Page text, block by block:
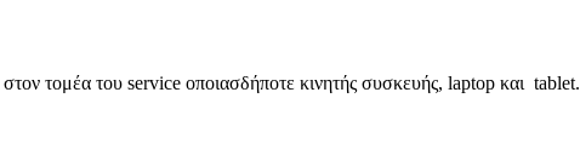
τομέα του service οποιασδήποτε κινητής συσκευής, laptop και tablet.